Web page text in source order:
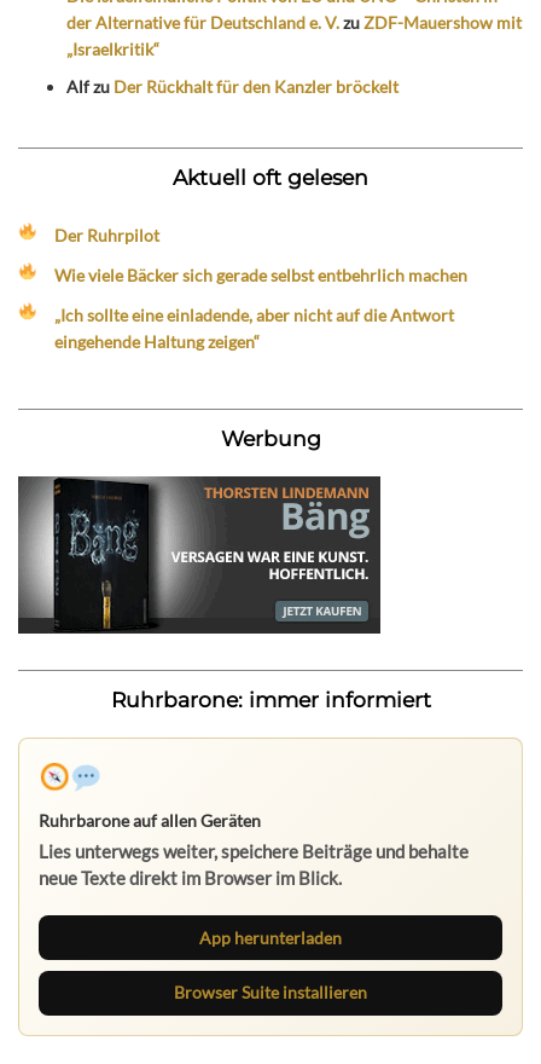
der Alternative für Deutschland e. V.zuZDF-Mauershow mit
„Israelkritik“
Alfzu Der Rückhalt für den Kanzler bröckelt
Aktuell oft gelesen
Der Ruhrpilot
Wie viele Bäcker sich gerade selbst entbehrlich machen
„Ich sollte eine einladende, aber nicht auf die Antwort
eingehende Haltung zeigen“
Werbung
Ruhrbarone: immer informiert
Ruhrbarone auf allen Geräten
Lies unterwegs weiter, speichere Beiträge und behalte
neue Texte direkt im Browser im Blick.
App herunterladen
Browser Suite installieren